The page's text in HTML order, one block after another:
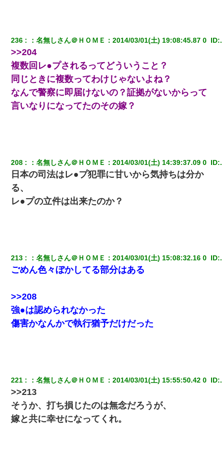
夫の友達がBBQを定期的に開催して夫婦で参加してたんだけど、
女性側のリーダーみたいな人に「BBQは友達とやりなよ！」と言
われて…
嘘をついてフリン旅行へ出かけた嫁→翌日、嫁「ただいま～」旦
那「娘がシんだよ。何度も連絡したのに…」嫁「えっ」→なん
と・・・
22歳の頃、父に36歳の男性とお見合いをしてくれと頼まれた。父
の親会社の経営者の息子さんだったので、父も喜んで私の写真を
俺「初対面でなに言ったか覚えてる？」嫁「臭いんだよ！キモオ
とか知らなかった…
い……」俺「ほい！10万！」→
義兄嫁「娘が大学に入ったら下宿させて」私「しつこい、学校斡
旋のアパートに行け」→ 旦那が義兄に通報したら「志望校を変え
て近寄ったら女の子がおっさんの下敷きになってた
昨日37歳のおばさんと行為したんだけどめちゃくちゃだった
236 ：名無しさん＠ＨＯＭＥ ：2014/03/01(土) 19:08:45.87 0 ID:
>>204
複数回レ●プされるってどういうこと？
同じときに複数ってわけじゃないよね？
なんで警察に即届けないの？証拠がないからって
言いなりになってたのその嫁？
208 ：名無しさん＠ＨＯＭＥ ：2014/03/01(土) 14:39:37.09 0 ID:
日本の司法はレ●プ犯罪に甘いから気持ちは分か
る、
レ●プの立件は出来たのか？
213 ：名無しさん＠ＨＯＭＥ ：2014/03/01(土) 15:08:32.16 0 ID:
ごめん色々ぼかしてる部分はある
>>208
強●は認められなかった
傷害かなんかで執行猶予だけだった
221 ：名無しさん＠ＨＯＭＥ ：2014/03/01(土) 15:55:50.42 0 ID:
>>213
そうか、打ち損じたのは無念だろうが、
嫁と共に幸せになってくれ。